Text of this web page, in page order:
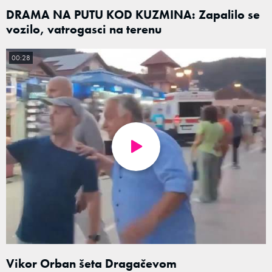
DRAMA NA PUTU KOD KUZMINA: Zapalilo se
vozilo, vatrogasci na terenu
Vikor Orban šeta Dragačevom
00:28